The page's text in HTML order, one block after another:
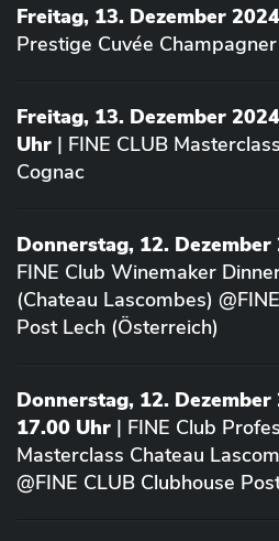
Freitag, 13. Dezember
Prestige Cuvée
Freitag, 13. Dezember
Uhr | FINE CLUB
Cognac
Donnerstag, 12.
FINE Club Winemaker
(Chateau Lascombes)
Post Lech (Österreich)
Donnerstag, 12.
17.00 Uhr | FINE Club
Masterclass Chateau
@FINE CLUB Clubhouse